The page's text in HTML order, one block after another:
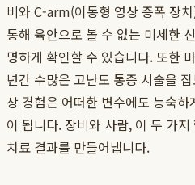
비와 C-arm(이동형 영상 증폭 장
통해 육안으로 볼 수 없는 미세한
명하게 확인할 수 있습니다. 또한
년간 수많은 고난도 통증 시술을
상 경험은 어떠한 변수에도 능숙
이 됩니다. 장비와 사람, 이 두 가
치료 결과를 만들어냅니다.